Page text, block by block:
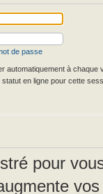
de passe
automatiquement à chaque
en ligne pour cette
pour